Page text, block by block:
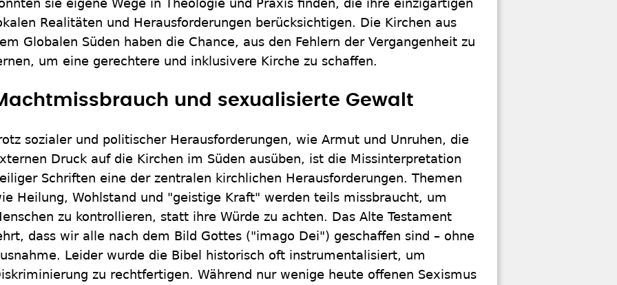
Realitäten und Herausforderungen berücksichtigen. Die Kirchen aus
Globalen Süden haben die Chance, aus den Fehlern der Vergangenheit zu
um eine gerechtere und inklusivere Kirche zu schaffen.
und sexualisierte Gewalt
sozialer und politischer Herausforderungen, wie Armut und Unruhen, die
Druck auf die Kirchen im Süden ausüben, ist die Missinterpretation
Schriften eine der zentralen kirchlichen Herausforderungen. Themen
Heilung, Wohlstand und "geistige Kraft" werden teils missbraucht, um
zu kontrollieren, statt ihre Würde zu achten. Das Alte Testament
dass wir alle nach dem Bild Gottes ("imago Dei") geschaffen sind – ohne
Leider wurde die Bibel historisch oft instrumentalisiert, um
zu rechtfertigen. Während nur wenige heute offenen Sexismus